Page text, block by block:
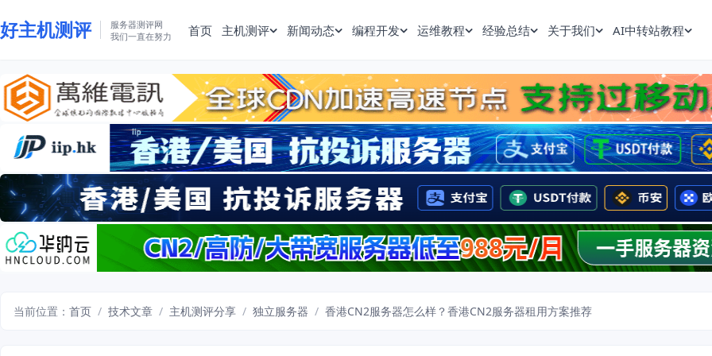
好主机测评
服务器测评网
我们一直在努力
首页 主机测评 新闻动态 编程开发 运维教程 经验总结 关于我们 AI中转站教程
当前位置： 首页 / 技术文章 / 主机测评分享 / 独立服务器 / 香港CN2服务器怎么样？香港CN2服务器租用方案推荐